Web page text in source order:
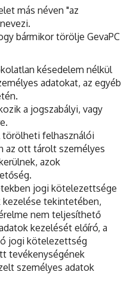
más néven "az
bármikor törölje GevaPC
késedelem nélkül
adatokat, az egyéb
a jogszabályi, vagy
törölheti felhasználói
az ott tárolt személyes
azok
jogi kötelezettsége
tekintetében,
nem teljesíthető
kezelését előíró, a
jogi kötelezettség
tevékenységének
személyes adatok